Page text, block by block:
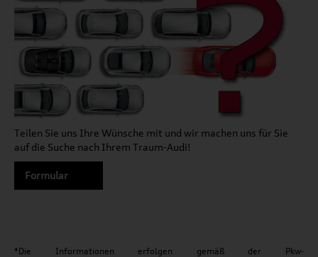
Teilen Sie uns Ihre Wünsche mit und wir machen uns für Sie
auf die Suche nach Ihrem Traum-Audi!
Formular
*Die Informationen erfolgen gemäß der Pkw-